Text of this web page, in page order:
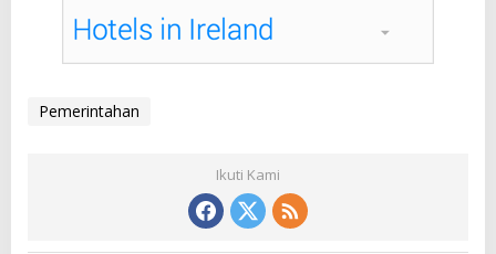
Pemerintahan
Ikuti Kami